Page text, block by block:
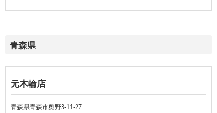
青森県
元木輪店
青森県青森市奥野3-11-27